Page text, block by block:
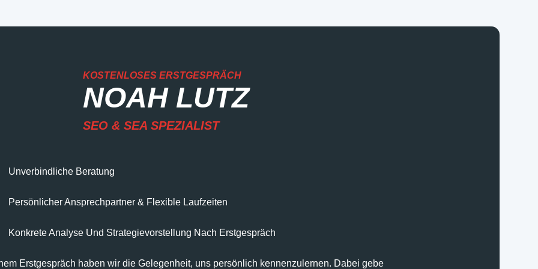
KOSTENLOSES ERSTGESPRÄCH
NOAH LUTZ
SEO & SEA SPEZIALIST
Unverbindliche Beratung
Persönlicher Ansprechpartner & Flexible Laufzeiten
Konkrete Analyse Und Strategievorstellung Nach Erstgespräch
Erstgespräch haben wir die Gelegenheit, uns persönlich kennenzulernen. Dabei gebe